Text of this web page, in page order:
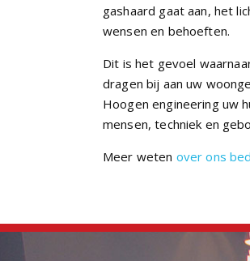
gashaard gaat aan, het
wensen en behoeften.
Dit is het gevoel
dragen bij aan uw
Hoogen engineering uw
mensen, techniek en
Meer weten over ons